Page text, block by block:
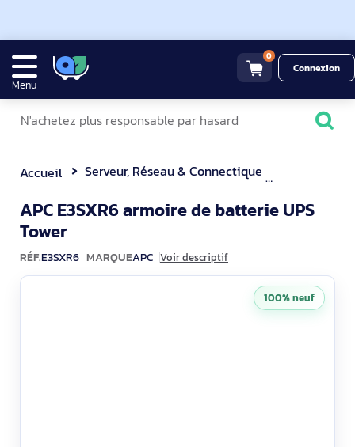
Menu
0
Connexion
Accueil Serveur, Réseau & Connectique
APC E3SXR6 armoire de batterie UPS
TowerE3SXR6
RÉF.E3SXR6 MARQUEAPC Voir descriptif
100% neuf